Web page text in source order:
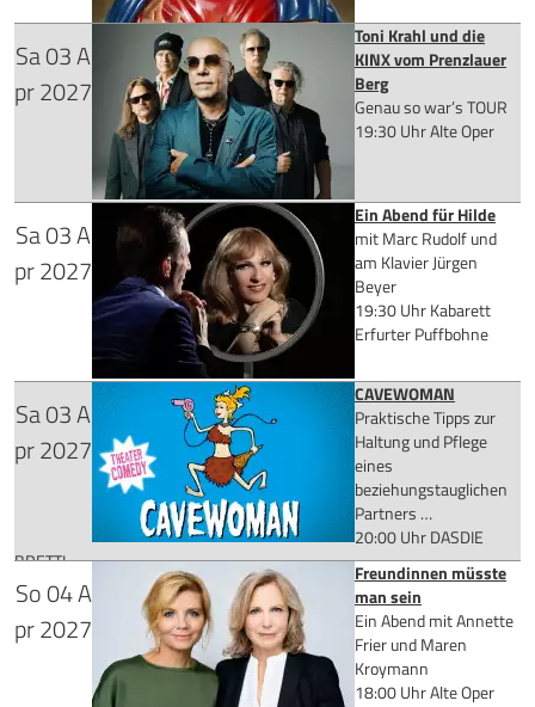
Tickets kaufen
für 37,15 €
Mehr Infos
Tickets kaufen
Sa03A
pr2027
Toni Krahl und die
KINX vom Prenzlauer
Berg
Genau so war’s TOUR
19:30 UhrAlte Oper
ab 59,90 €
Mehr Infos
Tickets kaufen
Sa03A
pr2027
Ein Abend für Hilde
mit Marc Rudolf und
am Klavier Jürgen
Beyer
19:30 Uhr Kabarett
Erfurter Puffbohne
für 28,90 €
Mehr Infos
Tickets kaufen
Sa03A
pr2027
CAVEWOMAN
Praktische Tipps zur
Haltung und Pflege
eines
beziehungstauglichen
Partners …
20:00 Uhr DASDIE
BRETTL
für 31,90 €
So04A
pr2027
Freundinnen müsste
man sein
Ein Abend mit Annette
Frier und Maren
Kroymann
18:00 UhrAlte Oper